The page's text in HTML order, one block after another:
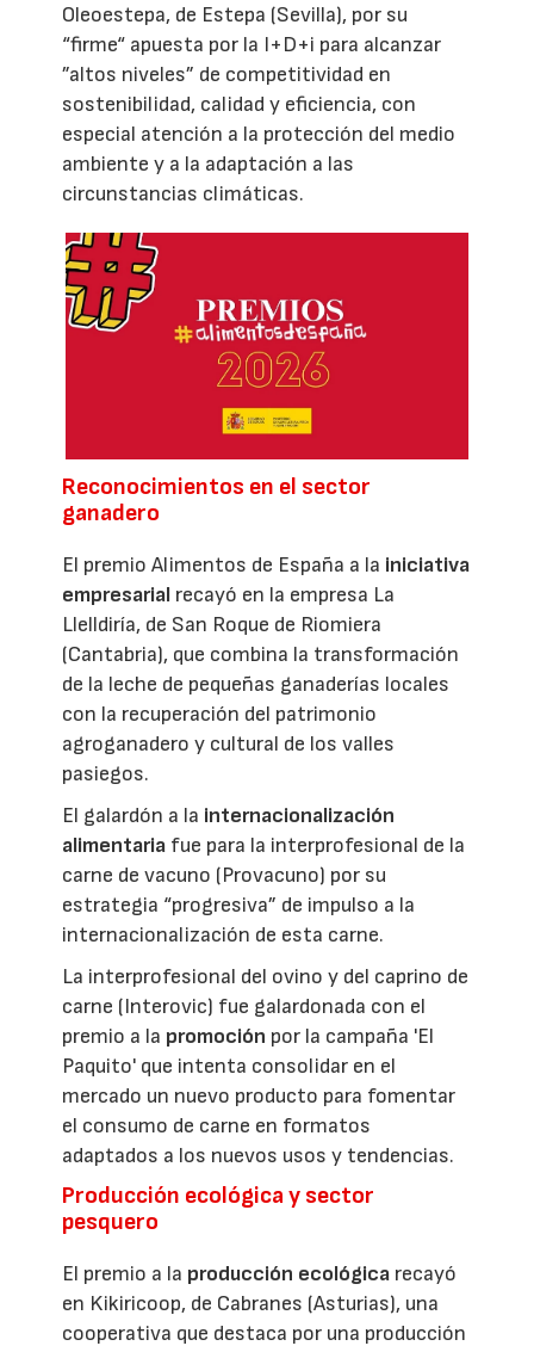
Oleoestepa, de Estepa (Sevilla), por su
“firme“ apuesta por la I+D+i para alcanzar
”altos niveles” de competitividad en
sostenibilidad, calidad y eficiencia, con
especial atención a la protección del medio
ambiente y a la adaptación a las
circunstancias climáticas.
Reconocimientos en el sector
ganadero
El premio Alimentos de España a la iniciativa
empresarial recayó en la empresa La
Llelldiría, de San Roque de Riomiera
(Cantabria), que combina la transformación
de la leche de pequeñas ganaderías locales
con la recuperación del patrimonio
agroganadero y cultural de los valles
pasiegos.
El galardón a la internacionalización
alimentaria fue para la interprofesional de la
carne de vacuno (Provacuno) por su
estrategia “progresiva” de impulso a la
internacionalización de esta carne.
La interprofesional del ovino y del caprino de
carne (Interovic) fue galardonada con el
premio a la promoción por la campaña 'El
Paquito' que intenta consolidar en el
mercado un nuevo producto para fomentar
el consumo de carne en formatos
adaptados a los nuevos usos y tendencias.
Producción ecológica y sector
pesquero
El premio a la producción ecológica recayó
en Kikiricoop, de Cabranes (Asturias), una
cooperativa que destaca por una producción